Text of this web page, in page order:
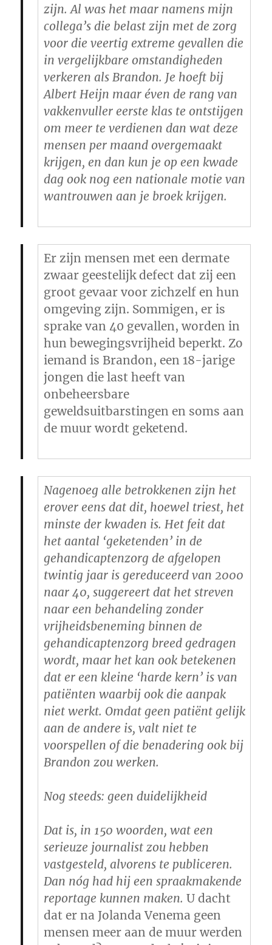
zijn. Al was het maar namens mijn
collega’s die belast zijn met de zorg
voor die veertig extreme gevallen die
in vergelijkbare omstandigheden
verkeren als Brandon. Je hoeft bij
Albert Heijn maar éven de rang van
vakkenvuller eerste klas te ontstijgen
om meer te verdienen dan wat deze
mensen per maand overgemaakt
krijgen, en dan kun je op een kwade
dag ook nog een nationale motie van
wantrouwen aan je broek krijgen.
Er zijn mensen met een dermate
zwaar geestelijk defect dat zij een
groot gevaar voor zichzelf en hun
omgeving zijn. Sommigen, er is
sprake van 40 gevallen, worden in
hun bewegingsvrijheid beperkt. Zo
iemand is Brandon, een 18-jarige
jongen die last heeft van
onbeheersbare
geweldsuitbarstingen en soms aan
de muur wordt geketend.
Nagenoeg alle betrokkenen zijn het
erover eens dat dit, hoewel triest, het
minste der kwaden is. Het feit dat
het aantal ‘geketenden’ in de
gehandicaptenzorg de afgelopen
twintig jaar is gereduceerd van 2000
naar 40, suggereert dat het streven
naar een behandeling zonder
vrijheidsbeneming binnen de
gehandicaptenzorg breed gedragen
wordt, maar het kan ook betekenen
dat er een kleine ‘harde kern’ is van
patiënten waarbij ook die aanpak
niet werkt. Omdat geen patiënt gelijk
aan de andere is, valt niet te
voorspellen of die benadering ook bij
Brandon zou werken.
Nog steeds: geen duidelijkheid
Dat is, in 150 woorden, wat een
serieuze journalist zou hebben
vastgesteld, alvorens te publiceren.
Dan nóg had hij een spraakmakende
reportage kunnen maken. U dacht
dat er na Jolanda Venema geen
mensen meer aan de muur werden